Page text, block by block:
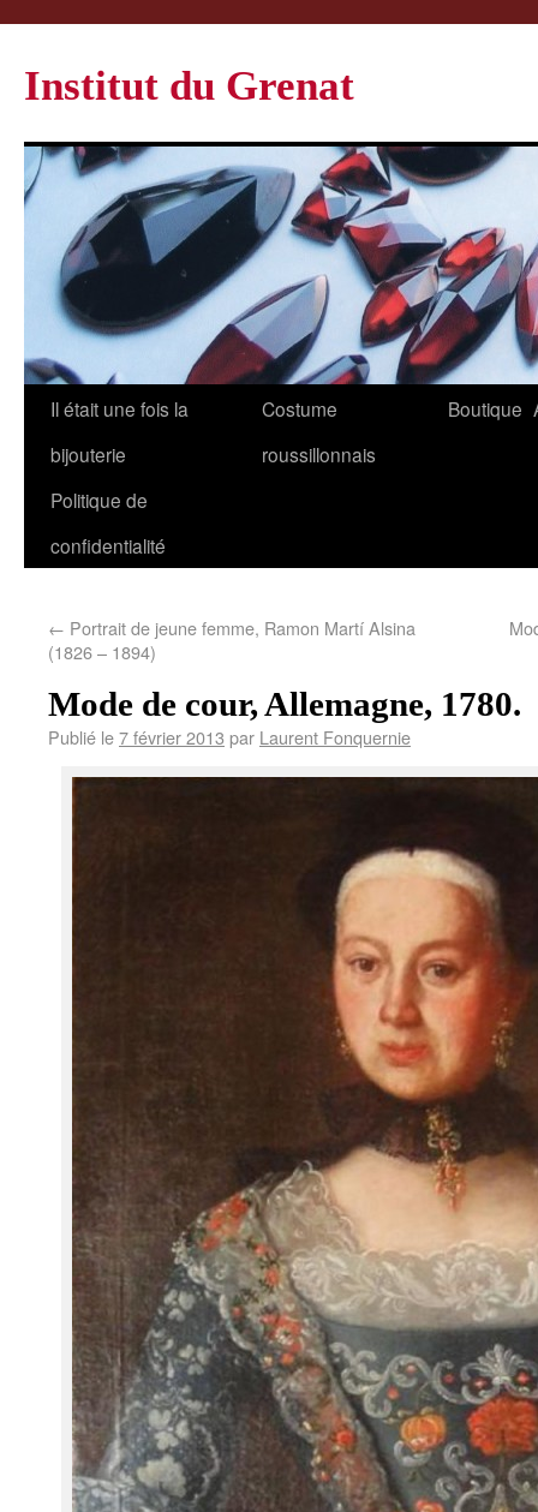
Institut du Grenat
Il était une fois la
bijouterie
Costume
roussillonnais
Boutique
Politique de
confidentialité
← Portrait de jeune femme, Ramon Martí Alsina
(1826 – 1894)
Mode de cour, Allemagne, 1780.
Publié le7 février 2013 par Laurent Fonquernie